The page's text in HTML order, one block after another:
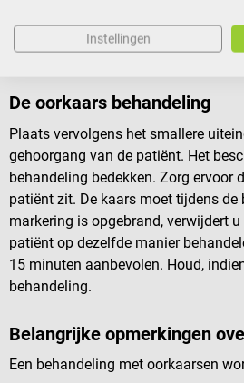
bredere uiteinde van de kaars aan.
fijne witte rook waarnemen. Wacht
volledig is ontstaan en er geen
De oorkaars behandeling
Plaats vervolgens het smallere
gehoorgang van de patiënt. Het
behandeling bedekken. Zorg
patiënt zit. De kaars moet tijdens
markering is opgebrand, verwijdert
patiënt op dezelfde manier
15 minuten aanbevolen. Houd,
behandeling.
Belangrijke opmerkingen
Een behandeling met oorkaarsen
Instellingen